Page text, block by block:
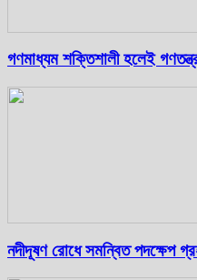
গণমাধ্যম শক্তিশালী হলেই
নদীদূষণ রোধে সমন্বিত পদক্ষেপ